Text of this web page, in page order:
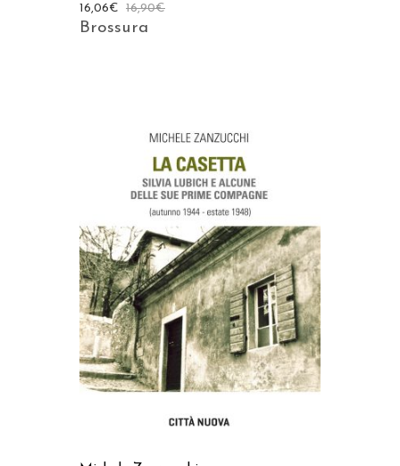
16,90€
16,06€
Brossura
AGGIUNGI AL CARRELLO